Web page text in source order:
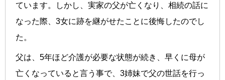
ています。しかし、実家の父が亡くなり、相続の話に
なった際、3女に跡を継がせたことに後悔したのでし
た。
父は、5年ほど介護が必要な状態が続き、早くに母が
亡くなっていると言う事で、3姉妹で父の世話を行っ